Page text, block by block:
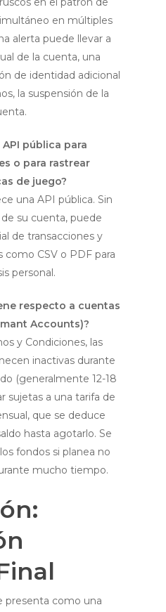
en múltiples
alerta puede llevar a
de la cuenta, una
de identidad adicional
la suspensión de la
API pública para
o para rastrear
de juego?
una API pública. Sin
su cuenta, puede
de transacciones y
CSV o PDF para
personal.
respecto a cuentas
Accounts)?
y Condiciones, las
inactivas durante
(generalmente 12-18
sujetas a una tarifa de
que se deduce
hasta agotarlo. Se
fondos si planea no
mucho tiempo.
presenta como una